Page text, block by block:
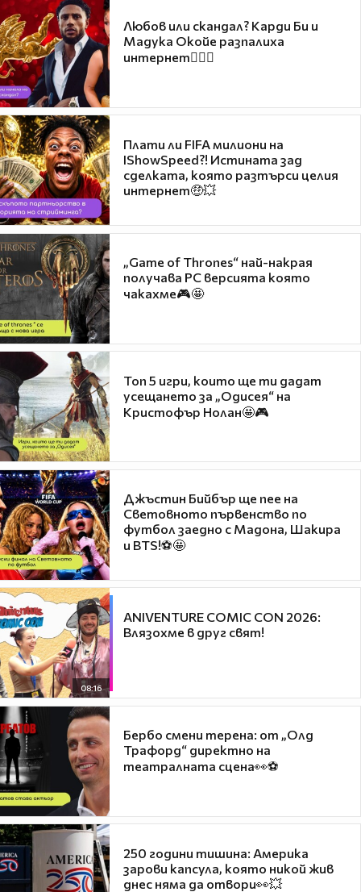
Любов или скандал? Карди Би и
Мадука Окойе разпалиха
интернет❤️‍🔥🔥
Плати ли FIFA милиони на
IShowSpeed?! Истината зад
сделката, която разтърси целия
интернет🤑💥
„Game of Thrones“ най-накрая
получава PC версията която
чакахме🎮🤩
Топ 5 игри, които ще ти дадат
усещането за „Одисея“ на
Кристофър Нолан🤩🎮
Джъстин Бийбър ще пее на
Световното първенство по
футбол заедно с Мадона, Шакира
и BTS!⚽🤩
08:16
ANIVENTURE COMIC CON 2026:
Влязохме в друг свят!
Бербо смени терена: от „Олд
Трафорд“ директно на
театралната сцена👀⚽
250 години тишина: Америка
зарови капсула, която никой жив
днес няма да отвори👀💥